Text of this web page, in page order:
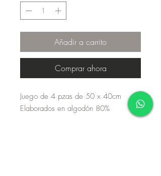
Añadir a carrito
Comprar ahora
Juego de 4 pzas de 50 x 40cm
Elaborados en algodón 80%